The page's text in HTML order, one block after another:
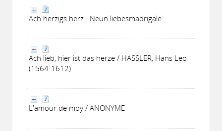
Ach herzigs herz : Neun liebesmadrigale
Ach lieb, hier ist das herze / HASSLER, Hans Leo
(1564-1612)
L'amour de moy / ANONYME